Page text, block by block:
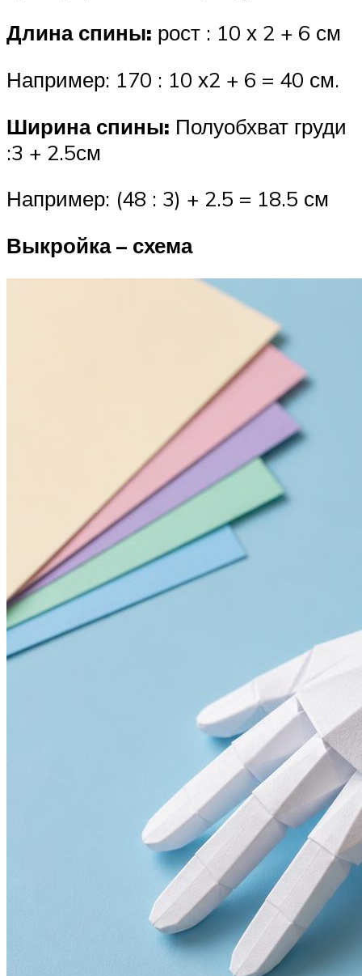
Длина спины: рост : 10 х 2 + 6 см
Например: 170 : 10 х2 + 6 = 40 см.
Ширина спины: Полуобхват груди
:3 + 2.5см
Например: (48 : 3) + 2.5 = 18.5 см
Выкройка – схема